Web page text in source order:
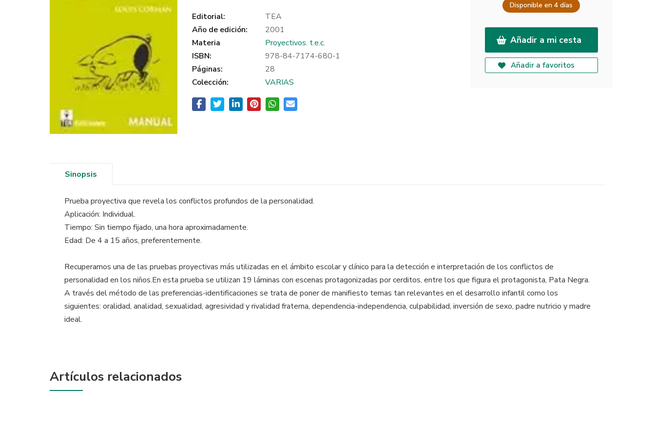
Editorial:
TEA
Año de edición:
2001
Materia
Proyectivos. t.e.c.
ISBN:
978-84-7174-680-1
Páginas:
28
Colección:
VARIAS
Disponible en 4 días
Añadir a mi cesta
Añadir a favoritos
Sinopsis
Prueba proyectiva que revela los conflictos profundos de la personalidad.
Aplicación: Individual.
Tiempo: Sin tiempo fijado, una hora aproximadamente.
Edad: De 4 a 15 años, preferentemente.
Recuperamos una de las pruebas proyectivas más utilizadas en el ámbito escolar y clínico para la detección e interpretación de los conflictos de
personalidad en los niños.En esta prueba se utilizan 19 láminas con escenas protagonizadas por cerditos, entre los que figura el protagonista, Pata Negra.
A través del método de las preferencias-identificaciones se trata de poner de manifiesto temas tan relevantes en el desarrollo infantil como los
siguientes: oralidad, analidad, sexualidad, agresividad y rivalidad fraterna, dependencia-independencia, culpabilidad, inversión de sexo, padre nutricio y madre
ideal.
Artículos relacionados